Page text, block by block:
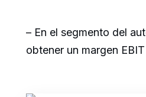
– En el segmento del
obtener un margen